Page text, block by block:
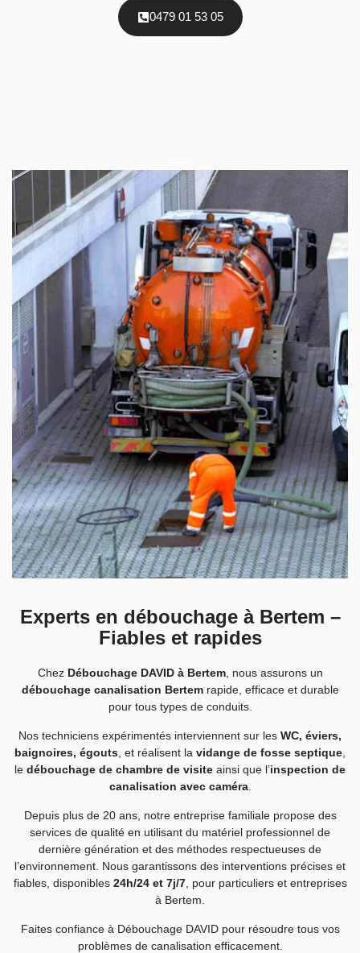
0479 01 53 05
Experts en débouchage à Bertem –
Fiables et rapides​
Chez Débouchage DAVID à Bertem, nous assurons un
débouchage canalisation Bertem rapide, efficace et durable
pour tous types de conduits.
Nos techniciens expérimentés interviennent sur les WC, éviers,
baignoires, égouts , et réalisent la vidange de fosse septique
le débouchage de chambre de visite ainsi que l’inspection de
canalisation avec caméra.
Depuis plus de 20 ans, notre entreprise familiale propose des
services de qualité en utilisant du matériel professionnel de
dernière génération et des méthodes respectueuses de
l’environnement. Nous garantissons des interventions précises et
fiables, disponibles 24h/24 et 7j/7, pour particuliers et entreprises
à Bertem.
Faites confiance à Débouchage DAVID pour résoudre tous vos
problèmes de canalisation efficacement.